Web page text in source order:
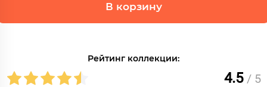
В корзину
Рейтинг коллекции:
4.5 / 5